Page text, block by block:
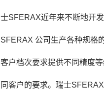
士SFERAX近年来不断地开
SFERAX 公司生产各种规格
客户档次要求提供不同精度
同客户的要求。瑞士